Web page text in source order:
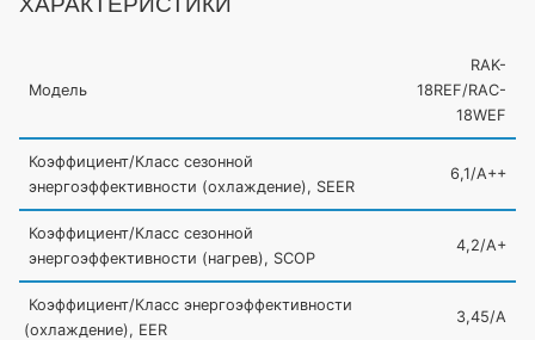
Модель
RAK-
18REF/RAC-
18WEF
Коэффициент/Класс сезонной
энергоэффективности (охлаждение), SEER
6,1/A++
Коэффициент/Класс сезонной
энергоэффективности (нагрев), SCOP
4,2/A+
Коэффициент/Класс энергоэффективности
(охлаждение), EER
3,45/A